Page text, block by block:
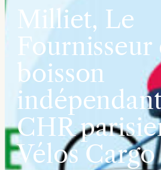
Milliet, Le
Fournisseur
boisson
CHR
Vélos Cargo